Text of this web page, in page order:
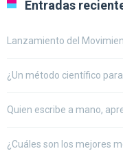
Entradas
Lanzamiento del
¿Un método científico
Quien escribe a mano,
¿Cuáles son los mejores